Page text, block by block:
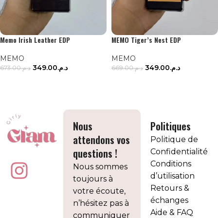
Memo Irish Leather EDP
MEMO
د.م.673.00 د.م.349.00
MEMO Tiger’s Nest EDP
MEMO
د.م.669.00 د.م.349.00
Nous
attendons vos
questions !
Nous sommes
toujours à
votre écoute,
n’hésitez pas à
communiquer
Politiques
Politique de
Confidentialité
Conditions
d’utilisation
Retours &
échanges
Aide & FAQ